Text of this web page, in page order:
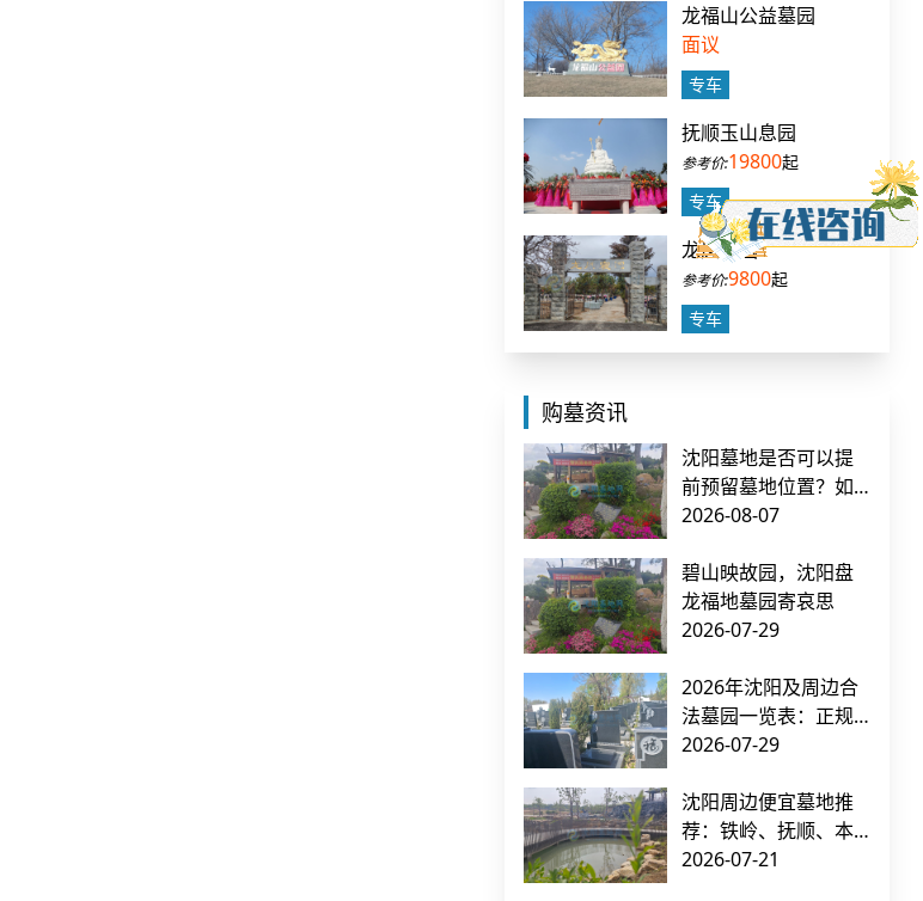
龙福山公益墓园
面议
专车
抚顺玉山息园
19800起
专车
龙凤寝园
9800起
专车
购墓资讯
沈阳墓地是否可以提
前预留墓地位置？如
何确保不被他人占
2026-08-07
碧山映故园，沈阳盘
龙福地墓园寄哀思
2026-07-29
2026年沈阳及周边合
法墓园一览表：正规
有手续的公墓推荐指
2026-07-29
沈阳周边便宜墓地推
荐：铁岭、抚顺、本
溪低价公墓价格对比
2026-07-21